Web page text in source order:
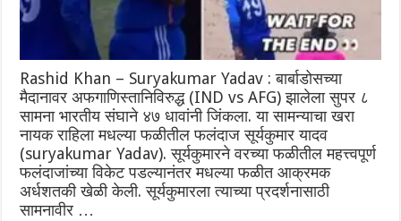
Rashid Khan – Suryakumar Yadav : बार्बाडोसच्या
मैदानावर अफगाणिस्तानिविरुद्ध (IND vs AFG) झालेला सुपर ८
सामना भारतीय संघाने ४७ धावांनी जिंकला. या सामन्याचा खरा
नायक राहिला मधल्या फळीतील फलंदाज सूर्यकुमार यादव
(suryakumar Yadav). सूर्यकुमारने वरच्या फळीतील महत्त्वपूर्ण
फलंदाजांच्या विकेट पडल्यानंतर मधल्या फळीत आक्रमक
अर्धशतकी खेळी केली. सूर्यकुमारला त्याच्या प्रदर्शनासाठी
सामनावीर …